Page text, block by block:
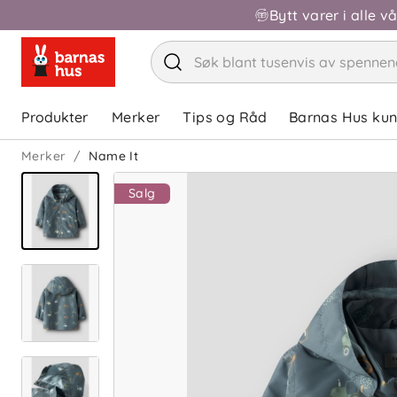
Bytt varer i alle
Produkter Merker Tips og Råd Barnas Hus
Merker Name It
Salg